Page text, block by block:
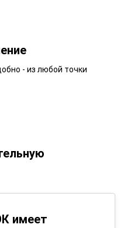
- из любой точки
имеет